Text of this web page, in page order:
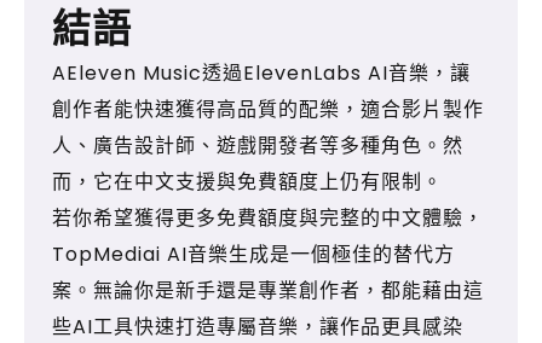
結語
AEleven Music透過ElevenLabs AI音樂，讓
創作者能快速獲得高品質的配樂，適合影片製作
人、廣告設計師、遊戲開發者等多種角色。然
而，它在中文支援與免費額度上仍有限制。
若你希望獲得更多免費額度與完整的中文體驗，
TopMediai AI音樂生成是一個極佳的替代方
案。無論你是新手還是專業創作者，都能藉由這
些AI工具快速打造專屬音樂，讓作品更具感染